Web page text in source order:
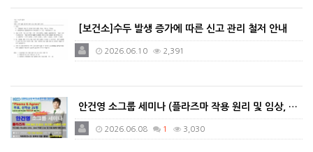
[보건소]수두 발생 증가에 따른 신고 관리 철저 안내
2026.06.10 2,391
안건영 소그룹 세미나 (플라즈마 작용 원리 및 임상, …
2026.06.08 1 3,030